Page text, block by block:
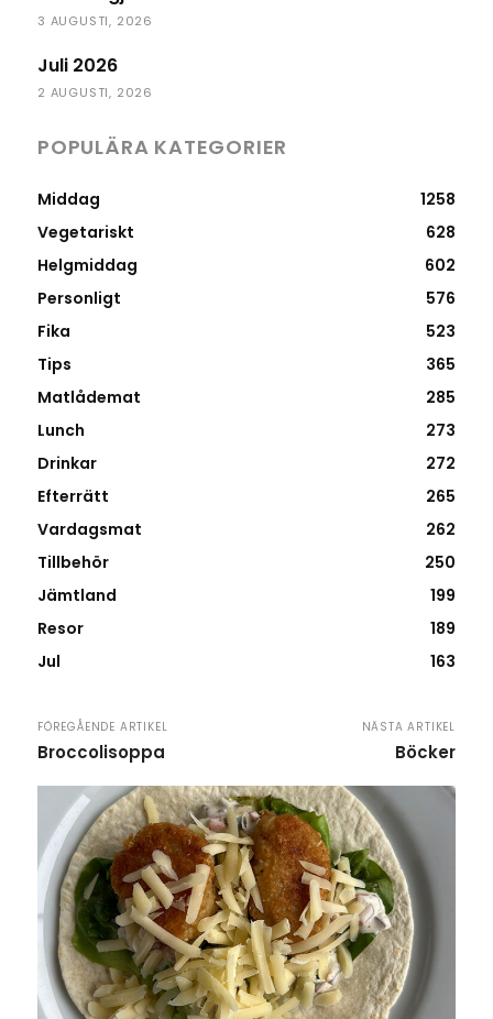
3 AUGUSTI, 2026
Juli 2026
2 AUGUSTI, 2026
POPULÄRA KATEGORIER
Middag
1258
Vegetariskt
628
Helgmiddag
602
Personligt
576
Fika
523
Tips
365
Matlådemat
285
Lunch
273
Drinkar
272
Efterrätt
265
Vardagsmat
262
Tillbehör
250
Jämtland
199
Resor
189
Jul
163
FÖREGÅENDE ARTIKEL
Broccolisoppa
NÄSTA ARTIKEL
Böcker